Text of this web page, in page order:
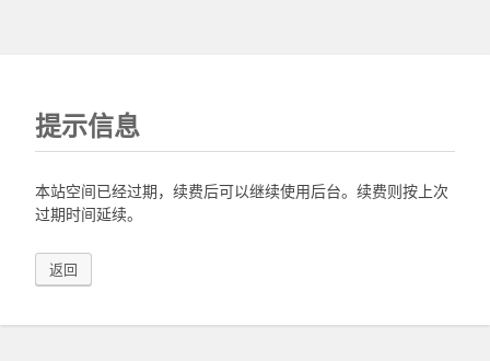
提示信息
本站空间已经过期，续费后可以继续使用后台。续费则按上次
过期时间延续。
返回